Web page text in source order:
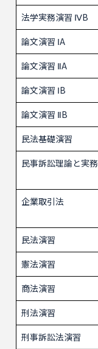
法学実務演習 ⅣB
論文演習 ⅠA
論文演習 ⅡA
論文演習 ⅠB
論文演習 ⅡB
民法基礎演習
民事訴訟理論と実務
企業取引法
民法演習
憲法演習
商法演習
刑法演習
刑事訴訟法演習